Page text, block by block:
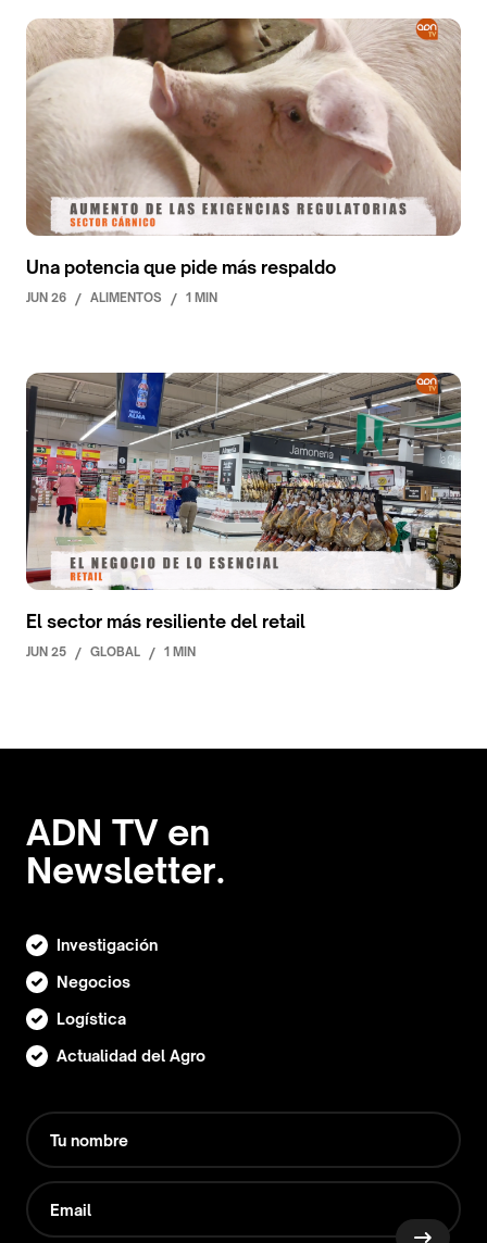
Una potencia que pide más respaldo
JUN 26 / ALIMENTOS / 1 MIN
El sector más resiliente del retail
JUN 25 / GLOBAL / 1 MIN
ADN TV en
Newsletter.
Investigación
Negocios
Logística
Actualidad del Agro